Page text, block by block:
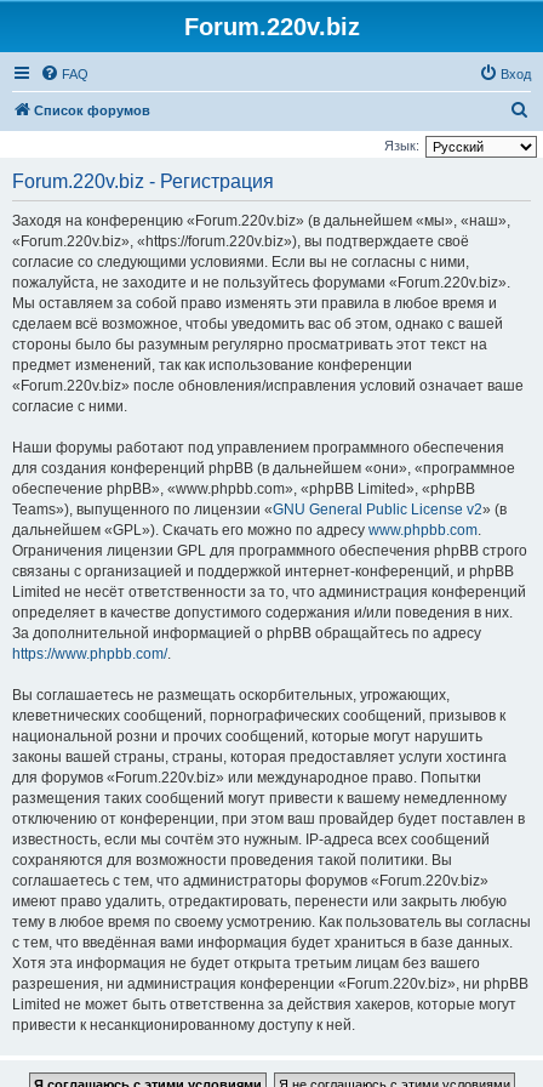
Forum.220v.biz
FAQ Вход
Список форумов
о
Язык:
Forum.220v.biz - Регистрация
Заходя на конференцию «Forum.220v.biz» (в дальнейшем «мы», «наш»,
«Forum.220v.biz», «https://forum.220v.biz»), вы подтверждаете своё
согласие со следующими условиями. Если вы не согласны с ними,
пожалуйста, не заходите и не пользуйтесь форумами «Forum.220v.biz».
Мы оставляем за собой право изменять эти правила в любое время и
сделаем всё возможное, чтобы уведомить вас об этом, однако с вашей
стороны было бы разумным регулярно просматривать этот текст на
предмет изменений, так как использование конференции
«Forum.220v.biz» после обновления/исправления условий означает ваше
согласие с ними.
Наши форумы работают под управлением программного обеспечения
для создания конференций phpBB (в дальнейшем «они», «программное
обеспечение phpBB», «www.phpbb.com», «phpBB Limited», «phpBB
Teams»), выпущенного по лицензии «GNU General Public License v2» (в
дальнейшем «GPL»). Скачать его можно по адресу www.phpbb.com.
Ограничения лицензии GPL для программного обеспечения phpBB строго
связаны с организацией и поддержкой интернет-конференций, и phpBB
Limited не несёт ответственности за то, что администрация конференций
определяет в качестве допустимого содержания и/или поведения в них.
За дополнительной информацией о phpBB обращайтесь по адресу
https://www.phpbb.com/.
Вы соглашаетесь не размещать оскорбительных, угрожающих,
клеветнических сообщений, порнографических сообщений, призывов к
национальной розни и прочих сообщений, которые могут нарушить
законы вашей страны, страны, которая предоставляет услуги хостинга
для форумов «Forum.220v.biz» или международное право. Попытки
размещения таких сообщений могут привести к вашему немедленному
отключению от конференции, при этом ваш провайдер будет поставлен в
известность, если мы сочтём это нужным. IP-адреса всех сообщений
сохраняются для возможности проведения такой политики. Вы
соглашаетесь с тем, что администраторы форумов «Forum.220v.biz»
имеют право удалить, отредактировать, перенести или закрыть любую
тему в любое время по своему усмотрению. Как пользователь вы согласны
с тем, что введённая вами информация будет храниться в базе данных.
Хотя эта информация не будет открыта третьим лицам без вашего
разрешения, ни администрация конференции «Forum.220v.biz», ни phpBB
Limited не может быть ответственна за действия хакеров, которые могут
привести к несанкционированному доступу к ней.